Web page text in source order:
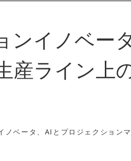
ンイノベー
産ライン上
ノベータ、AIとプロジェクション